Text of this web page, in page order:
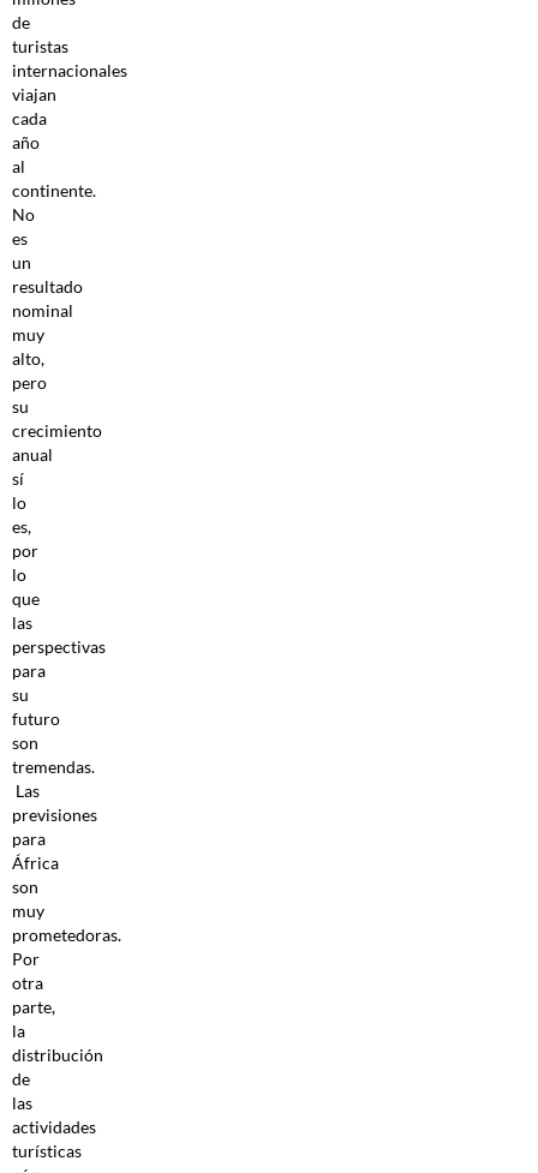
de
turistas
internacionales
viajan
cada
año
al
continente.
No
es
un
resultado
nominal
muy
alto,
pero
su
crecimiento
anual
sí
lo
es,
por
lo
que
las
perspectivas
para
su
futuro
son
tremendas.
Las
previsiones
para
África
son
muy
prometedoras.
Por
otra
parte,
la
distribución
de
las
actividades
turísticas